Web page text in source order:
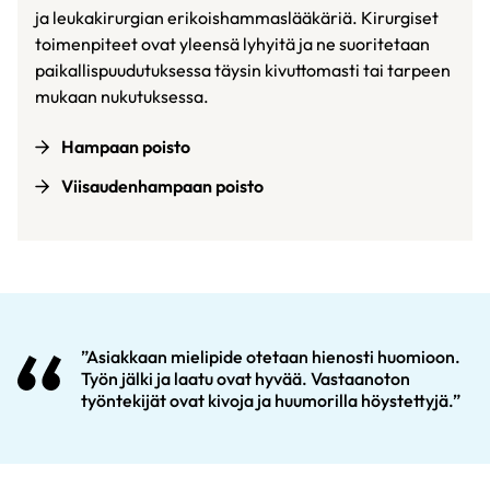
ja leukakirurgian erikoishammaslääkäriä. Kirurgiset
toimenpiteet ovat yleensä lyhyitä ja ne suoritetaan
paikallispuudutuksessa täysin kivuttomasti tai tarpeen
mukaan nukutuksessa.
Hampaan poisto
Viisaudenhampaan poisto
”Asiakkaan mielipide otetaan hienosti huomioon.
Työn jälki ja laatu ovat hyvää. Vastaanoton
työntekijät ovat kivoja ja huumorilla höystettyjä.”